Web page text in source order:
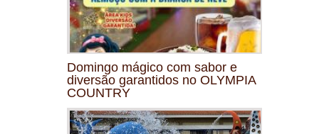
Domingo mágico com sabor e
diversão garantidos no OLYMPIA
COUNTRY